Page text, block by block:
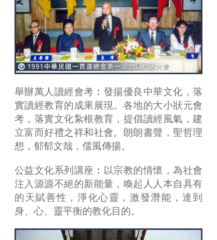
舉辦萬人讀經會考︰發揚優良中華文化，落
實讀經教育的成果展現。各地的大小狀元會
考，落實文化紮根教育，提倡讀經風氣，建
立富而好禮之祥和社會。朗朗書聲，聖哲理
想，郁郁文哉，儒風傳揚。
公益文化系列講座︰以宗教的情懷，為社會
注入源源不絕的新能量，喚起人人本自具有
的天賦善性，淨化心靈，激發潛能，達到
身、心、靈平衡的教化目的。